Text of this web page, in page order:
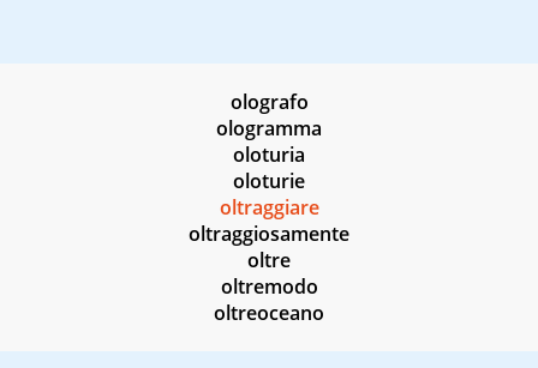
olografo
ologramma
oloturia
oloturie
oltraggiare
oltraggiosamente
oltre
oltremodo
oltreoceano